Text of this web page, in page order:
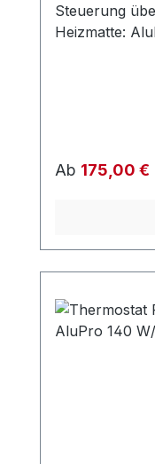
Steuerung
Heizmatte:
Ab 175,00 €